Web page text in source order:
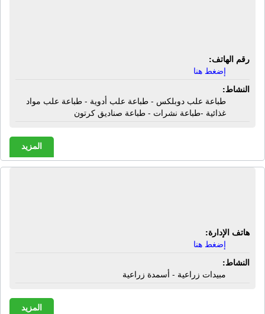
رقم الهاتف:
إضغط هنا
النشاط:
طباعة علب دوبلكس - طباعة علب أدوية - طباعة علب مواد
غذائية -طباعة نشرات - طباعة صناديق كرتون
المزيد
هاتف الإدارة:
إضغط هنا
النشاط:
مبيدات زراعية - أسمدة زراعية
المزيد